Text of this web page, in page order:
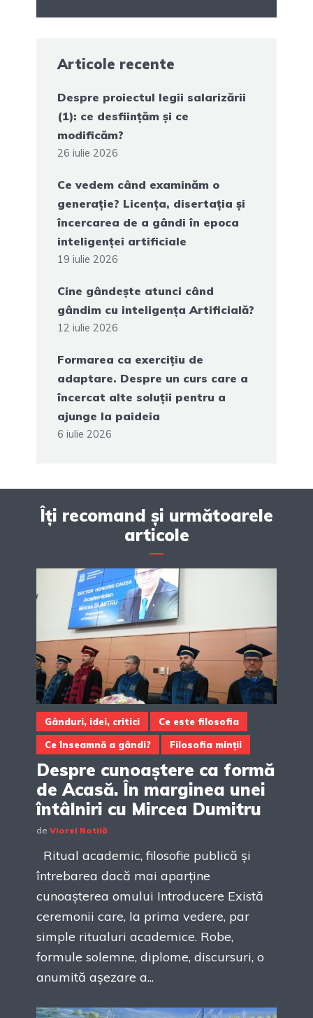
Articole recente
Despre proiectul legii salarizării
(1): ce desființăm și ce
modificăm?
26 iulie 2026
Ce vedem când examinăm o
generație? Licența, disertația și
încercarea de a gândi în epoca
inteligenței artificiale
19 iulie 2026
Cine gândește atunci când
gândim cu inteligența Artificială?
12 iulie 2026
Formarea ca exercițiu de
adaptare. Despre un curs care a
încercat alte soluții pentru a
ajunge la paideia
6 iulie 2026
Îți recomand și următoarele
articole
Gânduri, idei, critici Ce este filosofia
Ce înseamnă a gândi? Filosofia minții
Despre cunoaștere ca formă
de Acasă. În marginea unei
întâlniri cu Mircea Dumitru
de Viorel Rotilă
Ritual academic, filosofie publică și
întrebarea dacă mai aparține
cunoașterea omului Introducere Există
ceremonii care, la prima vedere, par
simple ritualuri academice. Robe,
formule solemne, diplome, discursuri, o
anumită așezare a...